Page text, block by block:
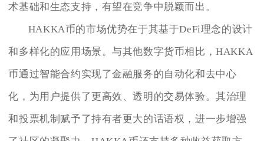
术基础和生态支持，有望在竞争中脱颖而出。
HAKKA币的市场优势在于其基于DeFi理念的设计
和多样化的应用场景。与其他数字货币相比，HAKKA
币通过智能合约实现了金融服务的自动化和去中心
化，为用户提供了更高效、透明的交易体验。其治理
和投票机制赋予了持有者更大的话语权，进一步增强